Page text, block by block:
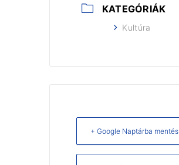
KATEGÓRIÁK
Kultúra
+ Google Naptárba mentés